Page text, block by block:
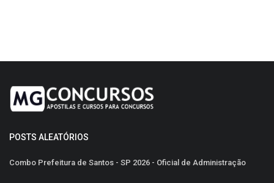
POSTS ALEATÓRIOS
Combo Prefeitura de Santos - SP 2026 - Oficial de Administração